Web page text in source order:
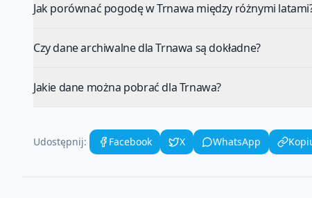
Jak porównać pogodę w Trnawa między różnymi
Czy dane archiwalne dla Trnawa są dokładne?
Jakie dane można pobrać dla Trnawa?
Udostępnij: Facebook X WhatsApp